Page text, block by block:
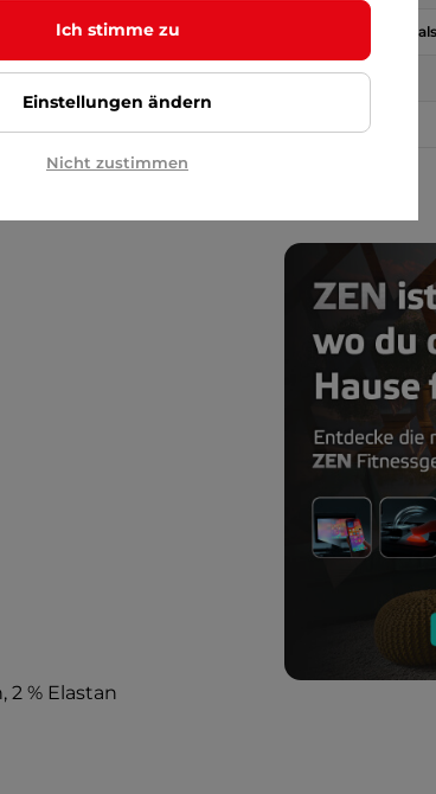
hervorragenden
an den Körper
werden kann. Die
ist und die Wahl des
2 % Elastan
Reißverschluss Hals
Kragen
Festlegung
Ich stimme zu
Einstellungen ändern
Nicht zustimmen